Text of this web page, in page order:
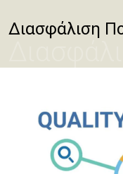
Διασφάλιση